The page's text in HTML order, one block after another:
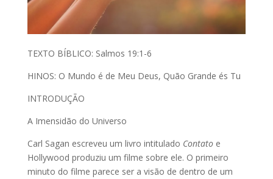
TEXTO BÍBLICO: Salmos 19:1-6
HINOS: O Mundo é de Meu Deus, Quão Grande és Tu
INTRODUÇÃO
A Imensidão do Universo
Carl Sagan escreveu um livro intitulado Contatoe
Hollywood produziu um filme sobre ele. O primeiro
minuto do filme parece ser a visão de dentro de um